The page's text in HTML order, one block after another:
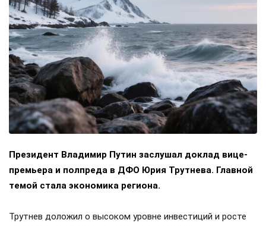
Президент Владимир Путин заслушал доклад вице-
премьера и полпреда в ДФО Юрия Трутнева. Главной
темой стала экономика региона.
Трутнев доложил о высоком уровне инвестиций и росте